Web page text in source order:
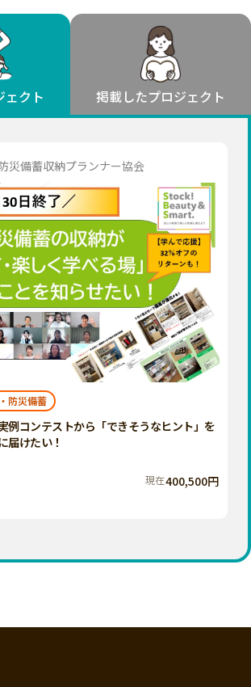
フード・農業
文化
環境・エシカル
人権・マイノリティ
社会貢献
北海道・東北
北海道
宮城
秋田
関東
茨城
栃木
群馬
千葉
神奈川
石川
岩手 宮城
秋田
群馬
千葉
石川 福井
山梨
静岡 愛知
京都 大阪
兵庫
岡山 広島 山口
愛媛 高知
長崎
ェクト 掲載したプロジェクト
災備蓄収納プランナー協会
防災備蓄
例コンテストから「できそうなヒント」を
届けたい！
現在400,500円